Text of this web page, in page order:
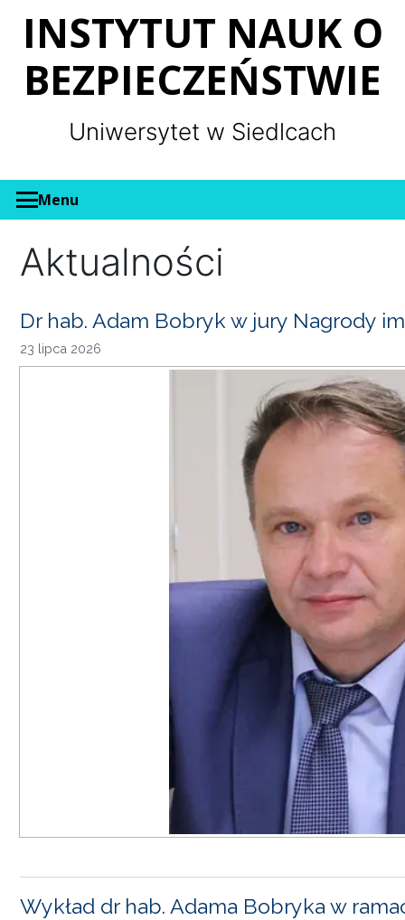
INSTYTUT NAUK O
BEZPIECZEŃSTWIE
Uniwersytet w Siedlcach
Menu
Aktualności
Dr hab. Adam Bobryk w jury Nagrody
23 lipca 2026
Wykład dr hab. Adama Bobryka w